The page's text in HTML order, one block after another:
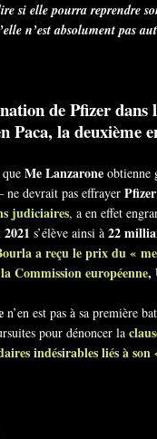
si elle pourra reprendre
n’est absolument pas
de Pfizer dans
Paca, la deuxième
Me Lanzarone obtienne
ne devrait pas effrayer Pfizer
judiciaires, a en effet
2021 s’élève ainsi à 22
a reçu le prix du «
Commission européenne,
n’en est pas à sa première
pour dénoncer la
indésirables liés à